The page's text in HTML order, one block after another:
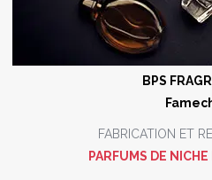
BPS
FABRICATION ET
PARFUMS DE